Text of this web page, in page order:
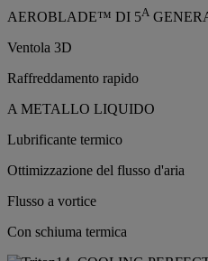
AEROBLADE™ DI 5A
Ventola 3D
Raffreddamento rapido
A METALLO LIQUIDO
Lubrificante termico
Ottimizzazione del flusso d'aria
Flusso a vortice
Con schiuma termica